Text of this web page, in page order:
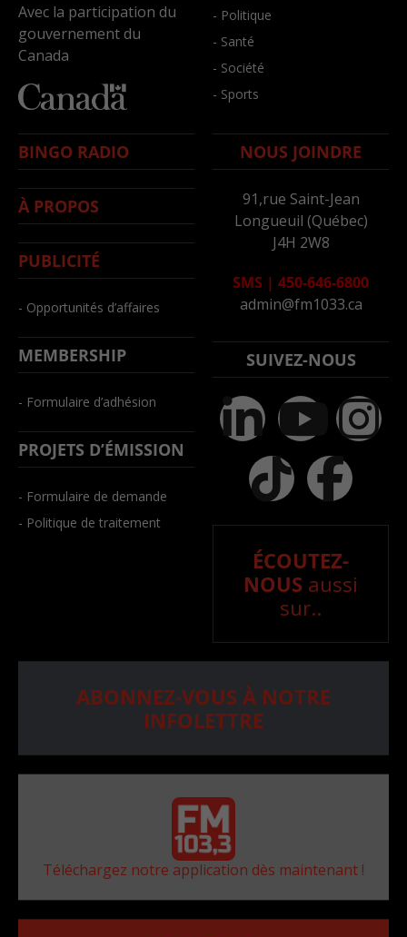
Avec la participation du
gouvernement du
Canada
- Politique
- Santé
- Société
- Sports
BINGO RADIO
À PROPOS
PUBLICITÉ
- Opportunités d’affaires
MEMBERSHIP
- Formulaire d’adhésion
PROJETS D’ÉMISSION
- Formulaire de demande
- Politique de traitement
NOUS JOINDRE
91,rue Saint-Jean
Longueuil (Québec)
J4H 2W8
SMS | 450-646-6800
admin@fm1033.ca
SUIVEZ-NOUS
ÉCOUTEZ-
NOUS aussi
sur..
ABONNEZ-VOUS À NOTRE
INFOLETTRE
Téléchargez notre application dès maintenant !